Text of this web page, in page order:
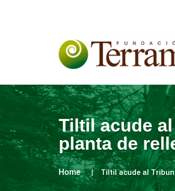
Tiltil acude
planta de
Home Tiltil acude al